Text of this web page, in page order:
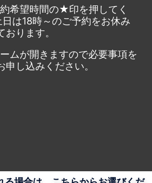
希望時間の★印を押してく
は18時～のご予約をお休み
おります。
ムが開きますので必要事項を
申し込みください。